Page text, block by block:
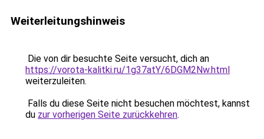
Weiterleitungshinweis
Die von dir besuchte Seite versucht, dich an
https://vorota-kalitki.ru/1g37atY/6DGM2Nw.html
weiterzuleiten.
Falls du diese Seite nicht besuchen möchtest, kannst
du zur vorherigen Seite zurückkehren.